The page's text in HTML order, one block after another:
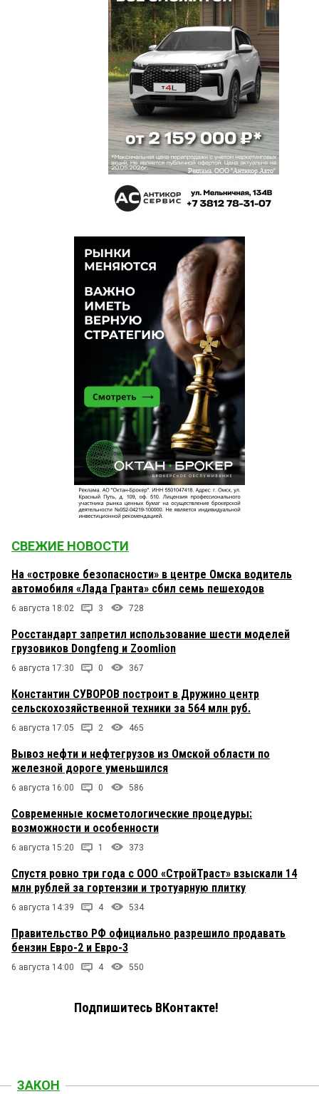
СВЕЖИЕ НОВОСТИ
На «островке безопасности» в центре Омска водитель
автомобиля «Лада Гранта» сбил семь пешеходов
6 августа 18:02 3 728
Росстандарт запретил использование шести моделей
грузовиков Dongfeng и Zoomlion
6 августа 17:30 0 367
Константин СУВОРОВ построит в Дружино центр
сельскохозяйственной техники за 564 млн руб.
6 августа 17:05 2 465
Вывоз нефти и нефтегрузов из Омской области по
железной дороге уменьшился
6 августа 16:00 0 586
Современные косметологические процедуры:
возможности и особенности
6 августа 15:20 1 373
Спустя ровно три года с ООО «СтройТраст» взыскали 14
млн рублей за гортензии и тротуарную плитку
6 августа 14:39 4 534
Правительство РФ официально разрешило продавать
бензин Евро-2 и Евро-3
6 августа 14:00 4 550
Подпишитесь ВКонтакте!
ЗАКОН